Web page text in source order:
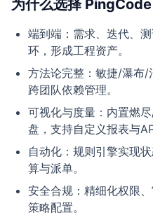
为什么选择 PingCode
端到端：需求、迭代、
环，形成工程资产。
方法论完整：敏捷/瀑布/
跨团队依赖管理。
可视化与度量：内置燃
盘，支持自定义报表与
自动化：规则引擎实现
算与派单。
安全合规：精细化权限
策略配置。